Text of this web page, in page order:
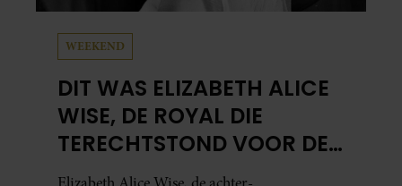
WEEKEND
DIT WAS ELIZABETH ALICE
WISE, DE ROYAL DIE
TERECHTSTOND VOOR DE
DOOD VAN HAAR BABY